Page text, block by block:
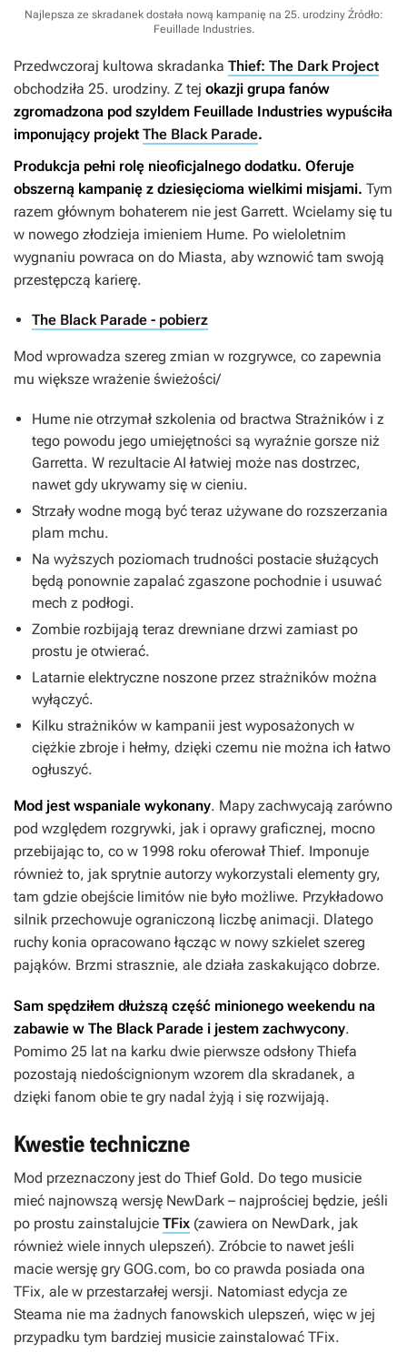
Najlepsza ze skradanek dostała nową kampanię na 25. urodziny Źródło:
Feuillade Industries.
Przedwczoraj kultowa skradanka Thief: The Dark Project
obchodziła 25. urodziny. Z tej okazji grupa fanów
zgromadzona pod szyldem Feuillade Industries wypuściła
imponujący projekt The Black Parade.
Produkcja pełni rolę nieoficjalnego dodatku. Oferuje
obszerną kampanię z dziesięcioma wielkimi misjami. Tym
razem głównym bohaterem nie jest Garrett. Wcielamy się tu
w nowego złodzieja imieniem Hume. Po wieloletnim
wygnaniu powraca on do Miasta, aby wznowić tam swoją
przestępczą karierę.
The Black Parade - pobierz
Mod wprowadza szereg zmian w rozgrywce, co zapewnia
mu większe wrażenie świeżości/
Hume nie otrzymał szkolenia od bractwa Strażników i z
tego powodu jego umiejętności są wyraźnie gorsze niż
Garretta. W rezultacie AI łatwiej może nas dostrzec,
nawet gdy ukrywamy się w cieniu.
Strzały wodne mogą być teraz używane do rozszerzania
plam mchu.
Na wyższych poziomach trudności postacie służących
będą ponownie zapalać zgaszone pochodnie i usuwać
mech z podłogi.
Zombie rozbijają teraz drewniane drzwi zamiast po
prostu je otwierać.
Latarnie elektryczne noszone przez strażników można
wyłączyć.
Kilku strażników w kampanii jest wyposażonych w
ciężkie zbroje i hełmy, dzięki czemu nie można ich łatwo
ogłuszyć.
Mod jest wspaniale wykonany. Mapy zachwycają zarówno
pod względem rozgrywki, jak i oprawy graficznej, mocno
przebijając to, co w 1998 roku oferował Thief. Imponuje
również to, jak sprytnie autorzy wykorzystali elementy gry,
tam gdzie obejście limitów nie było możliwe. Przykładowo
silnik przechowuje ograniczoną liczbę animacji. Dlatego
ruchy konia opracowano łącząc w nowy szkielet szereg
pająków. Brzmi strasznie, ale działa zaskakująco dobrze.
Sam spędziłem dłuższą część minionego weekendu na
zabawie w The Black Parade i jestem zachwycony.
Pomimo 25 lat na karku dwie pierwsze odsłony Thiefa
pozostają niedoścignionym wzorem dla skradanek, a
dzięki fanom obie te gry nadal żyją i się rozwijają.
Kwestie techniczne
Mod przeznaczony jest do Thief Gold. Do tego musicie
mieć najnowszą wersję NewDark – najprościej będzie, jeśli
po prostu zainstalujcie TFix (zawiera on NewDark, jak
również wiele innych ulepszeń). Zróbcie to nawet jeśli
macie wersję gry GOG.com, bo co prawda posiada ona
TFix, ale w przestarzałej wersji. Natomiast edycja ze
Steama nie ma żadnych fanowskich ulepszeń, więc w jej
przypadku tym bardziej musicie zainstalować TFix.